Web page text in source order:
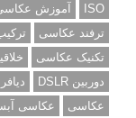
ISO آموزش
ترفند عکاسی
تکنیک عکاسی
دوربین DSLR
عکاسی
عکاسی